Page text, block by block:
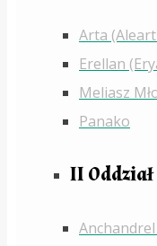
Arta
Erellan
Meliasz
Panako
II